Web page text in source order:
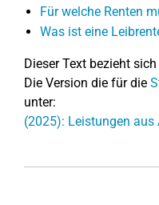
Für welche Renten
Was ist eine
Dieser Text bezieht
Die Version die für die
unter:
(2025): Leistungen aus